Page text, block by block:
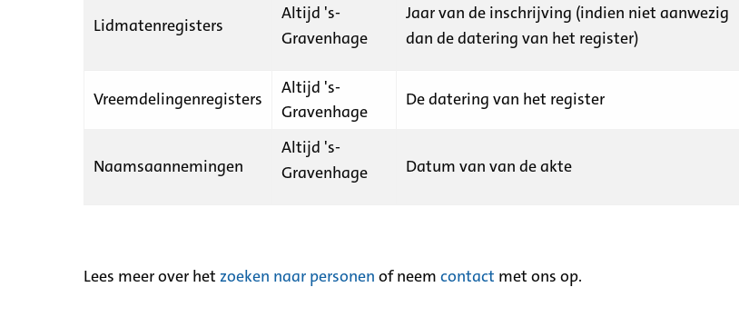
Lidmatenregisters
Altijd 's-
Gravenhage
Jaar van de inschrijving (indien niet aanwezig
dan de datering van het register)
Vreemdelingenregisters
Altijd 's-
Gravenhage
De datering van het register
Naamsaannemingen
Altijd 's-
Gravenhage
Datum van van de akte
Lees meer over het zoeken naar personen of neem contact met ons op.